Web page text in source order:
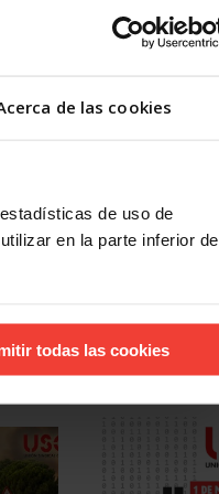
de las cookies
de uso de
en la parte inferior de
todas las cookies
los